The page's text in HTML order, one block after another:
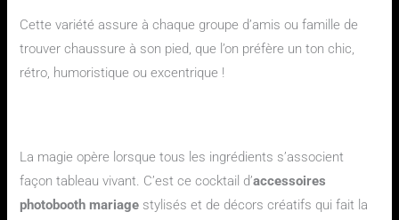
Cette variété assure à chaque groupe d’amis ou famille de
trouver chaussure à son pied, que l’on préfère un ton chic,
rétro, humoristique ou excentrique !
La magie opère lorsque tous les ingrédients s’associent
façon tableau vivant. C’est ce cocktail d’accessoires
photobooth mariage stylisés et de décors créatifs qui fait la